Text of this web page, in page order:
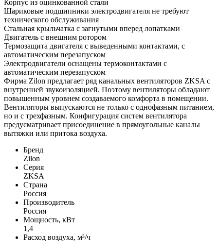
Корпус из оцинкованной стали
Шариковые подшипники электродвигателя не требуют
технического обслуживания
Стальная крыльчатка с загнутыми вперед лопатками
Двигатель с внешним ротором
Термозащита двигателя с выведенными контактами, с
автоматическим перезапуском
Электродвигатели оснащены термоконтактами с
автоматическим перезапуском
Фирма Zilon предлагает ряд канальных вентиляторов ZKSA с
внутренней звукоизоляцией. Поэтому вентиляторы обладают
повышенным уровнем создаваемого комфорта в помещении.
Вентиляторы выпускаются не только с однофазным питанием,
но и с трехфазным. Конфигурация систем вентилятора
предусматривает присоединение в прямоугольные каналы
вытяжки или притока воздуха.
Бренд
Zilon
Серия
ZKSA
Страна
Россия
Производитель
Россия
Мощность, кВт
1,4
Расход воздуха, м³/ч